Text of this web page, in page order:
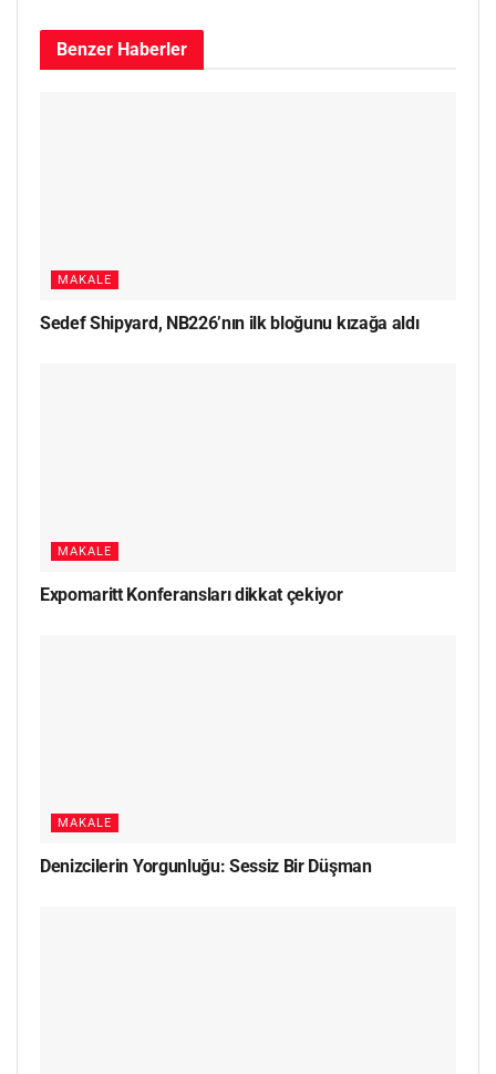
Benzer Haberler
MAKALE
Sedef Shipyard, NB226’nın ilk bloğunu kızağa aldı
MAKALE
Expomaritt Konferansları dikkat çekiyor
MAKALE
Denizcilerin Yorgunluğu: Sessiz Bir Düşman